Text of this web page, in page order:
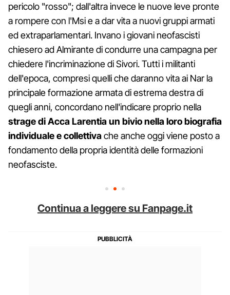
pericolo "rosso"; dall'altra invece le nuove leve pronte
a rompere con l'Msi e a dar vita a nuovi gruppi armati
ed extraparlamentari. Invano i giovani neofascisti
chiesero ad Almirante di condurre una campagna per
chiedere l'incriminazione di Sivori. Tutti i militanti
dell'epoca, compresi quelli che daranno vita ai Nar la
principale formazione armata di estrema destra di
quegli anni, concordano nell'indicare proprio nella
strage di Acca Larentia un bivio nella loro biografia
individuale e collettivache anche oggi viene posto a
fondamento della propria identità delle formazioni
neofasciste.
Continua a leggere su Fanpage.it